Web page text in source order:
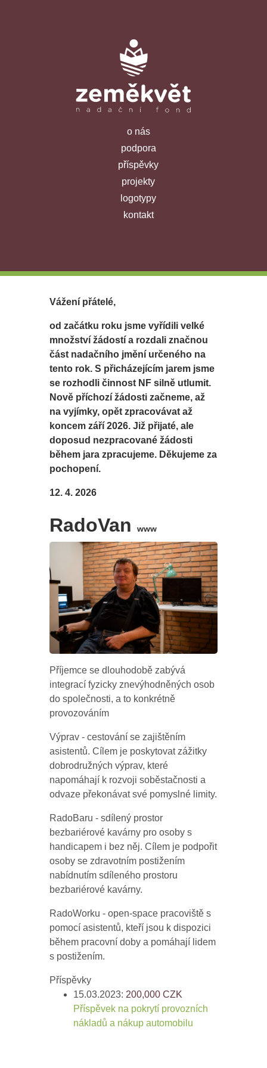
o nás
podpora
příspěvky
projekty
logotypy
kontakt
Vážení přátelé,
od začátku roku jsme vyřídili velké
množství žádostí a rozdali značnou
část nadačního jmění určeného na
tento rok. S přicházejícím jarem jsme
se rozhodli činnost NF silně utlumit.
Nově příchozí žádosti začneme, až
na vyjímky, opět zpracovávat až
koncem září 2026. Již přijaté, ale
doposud nezpracované žádosti
během jara zpracujeme. Děkujeme za
pochopení.
12. 4. 2026
RadoVanwww
Příjemce se dlouhodobě zabývá
integrací fyzicky znevýhodněných osob
do společnosti, a to konkrétně
provozováním
Výprav - cestování se zajištěním
asistentů. Cílem je poskytovat zážitky
dobrodružných výprav, které
napomáhají k rozvoji soběstačnosti a
odvaze překonávat své pomyslné limity.
RadoBaru - sdílený prostor
bezbariérové kavárny pro osoby s
handicapem i bez něj. Cílem je podpořit
osoby se zdravotním postižením
nabídnutím sdíleného prostoru
bezbariérové kavárny.
RadoWorku - open-space pracoviště s
pomocí asistentů, kteří jsou k dispozici
během pracovní doby a pomáhají lidem
s postižením.
Příspěvky
15.03.2023: 200,000CZK
Příspěvek na pokrytí provozních
nákladů a nákup automobilu